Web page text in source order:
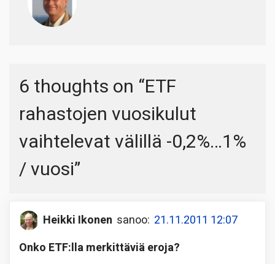
6 thoughts on “ETF
rahastojen vuosikulut
vaihtelevat välillä -0,2%…1%
/ vuosi”
Heikki Ikonen sanoo: 21.11.2011 12:07
Onko ETF:lla merkittäviä eroja?